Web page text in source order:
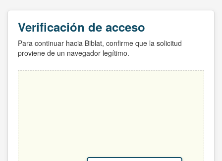
Verificación de acceso
Para continuar hacia Biblat, confirme que la solicitud
proviene de un navegador legítimo.